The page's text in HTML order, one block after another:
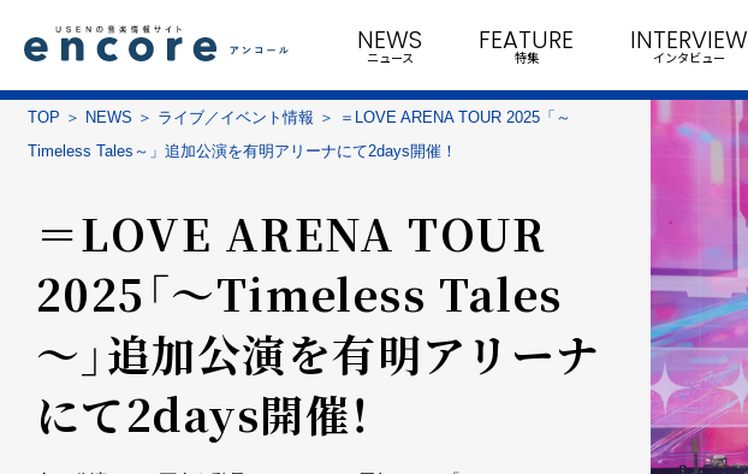
NEWS
ニュース
FEATURE
特集
INTERVIEW
インタビュー
TOP NEWS ライブ／イベント情報
＝LOVE ARENA TOUR 2025「～
Timeless Tales～」追加公演を有明アリーナにて2days開催！
＝LOVE ARENA TOUR
2025「～Timeless Tales
～」追加公演を有明アリーナ
にて2days開催！